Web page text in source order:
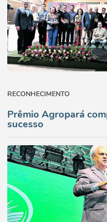
RECONHECIMENTO
Prêmio Agropará
sucesso